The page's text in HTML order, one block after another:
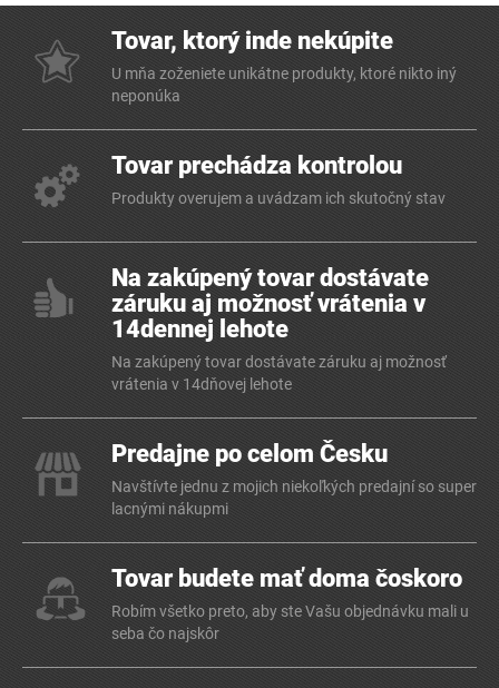
Tovar, ktorý inde nekúpite
U mňa zoženiete unikátne produkty, ktoré nikto iný
neponúka
Tovar prechádza kontrolou
Produkty overujem a uvádzam ich skutočný stav
Na zakúpený tovar dostávate
záruku aj možnosť vrátenia v
14dennej lehote
Na zakúpený tovar dostávate záruku aj možnosť
vrátenia v 14dňovej lehote
Predajne po celom Česku
Navštívte jednu z mojich niekoľkých predajní so super
lacnými nákupmi
Tovar budete mať doma čoskoro
Robím všetko preto, aby ste Vašu objednávku mali u
seba čo najskôr